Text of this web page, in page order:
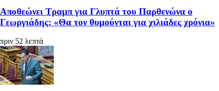
Αποθεώνει Τραμπ για Γλυπτά του Παρθενώνα ο
Γεωργιάδης: «Θα τον θυμούνται για χιλιάδες χρόνια»
πριν 52 λεπτά